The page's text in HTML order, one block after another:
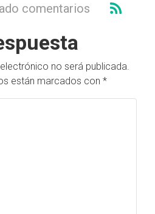
comentarios
no será publicada.
están marcados con *